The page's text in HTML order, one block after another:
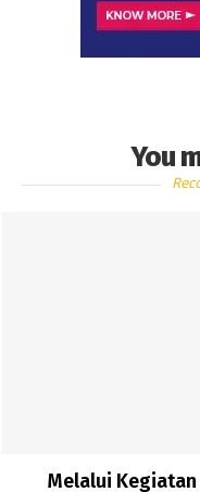
You
Melalui Kegiatan